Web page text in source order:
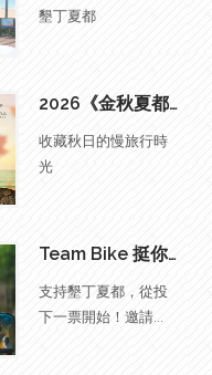
墾丁夏都
2026《金秋夏都遊》早鳥住房優惠
收藏秋日的慢旅行時
光
Team Bike 挺你的旅宿｜投票抽好禮
支持墾丁夏都，從投
下一票開始！邀請...